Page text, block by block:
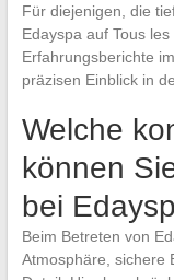
Für diejenigen, die
Edayspa auf Tous
Erfahrungsberichte
präzisen Einblick in
Welche
können
bei
Beim Betreten von
Atmosphäre, sichere